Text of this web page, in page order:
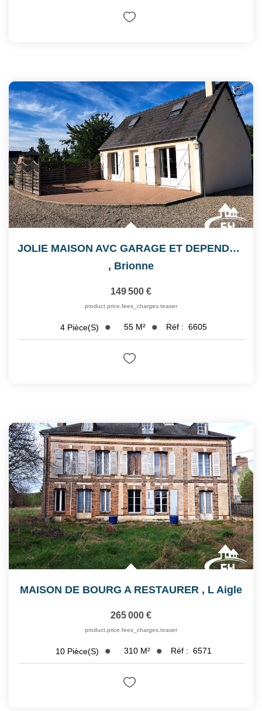
JOLIE MAISON AVC GARAGE ET DEPENDANCE
, Brionne
149 500 €
product.price.fees_charges.teaser
4 Pièce(s) 55 M² Réf : 6605
MAISON DE BOURG A RESTAURER , L Aigle
265 000 €
product.price.fees_charges.teaser
10 Pièce(s) 310 M² Réf : 6571